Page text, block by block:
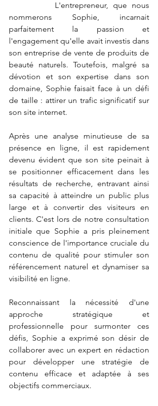
L'entrepreneur, que nous
nommerons Sophie, incarnait
parfaitement la passion et
l'engagement qu'elle avait investis dans
son entreprise de vente de produits de
beauté naturels. Toutefois, malgré sa
dévotion et son expertise dans son
domaine, Sophie faisait face à un défi
de taille : attirer un trafic significatif sur
son site internet.
Après une analyse minutieuse de sa
présence en ligne, il est rapidement
devenu évident que son site peinait à
se positionner efficacement dans les
résultats de recherche, entravant ainsi
sa capacité à atteindre un public plus
large et à convertir des visiteurs en
clients. C'est lors de notre consultation
initiale que Sophie a pris pleinement
conscience de l'importance cruciale du
contenu de qualité pour stimuler son
référencement naturel et dynamiser sa
visibilité en ligne.
Reconnaissant la nécessité d'une
approche stratégique et
professionnelle pour surmonter ces
défis, Sophie a exprimé son désir de
collaborer avec un expert en rédaction
pour développer une stratégie de
contenu efficace et adaptée à ses
objectifs commerciaux.